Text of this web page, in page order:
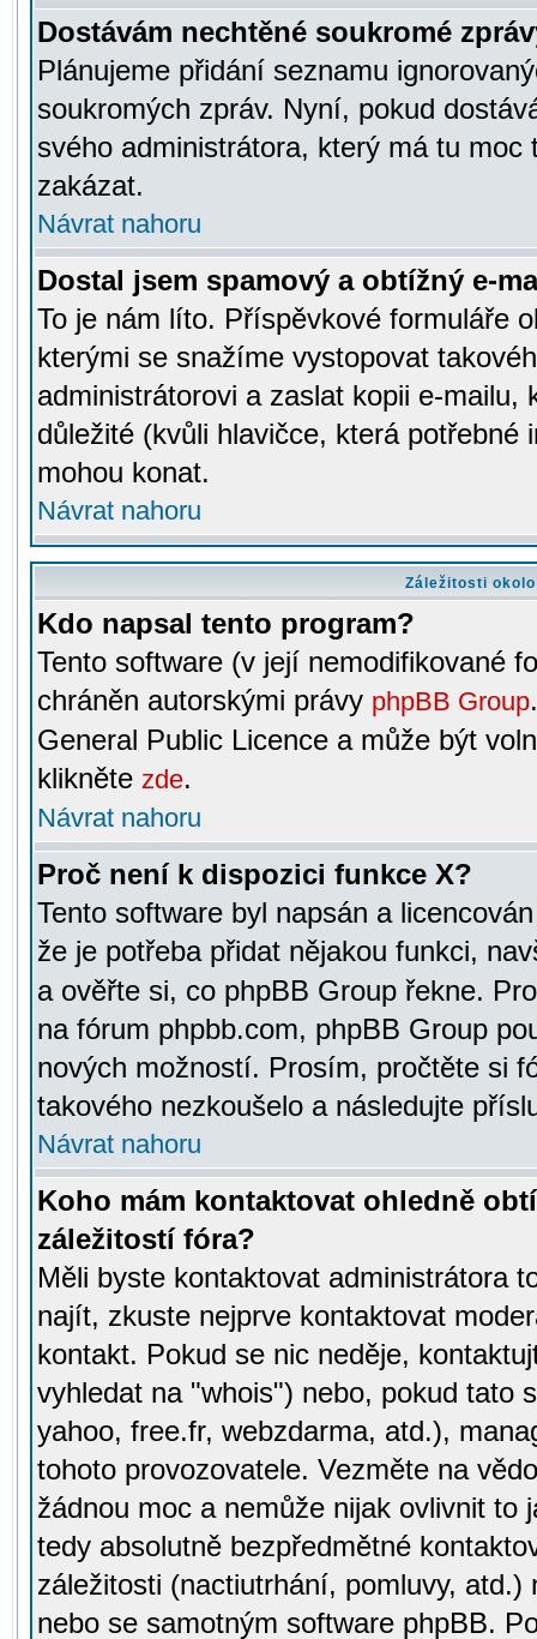
Dostávám nechtěné soukromé
Plánujeme přidání seznamu
soukromých zpráv. Nyní, pokud
svého administrátora, který má tu
zakázat.
Návrat nahoru
Dostal jsem spamový a obtížný e-
To je nám líto. Příspěvkové formuláře
kterými se snažíme vystopovat
administrátorovi a zaslat kopii e-mailu,
důležité (kvůli hlavičce, která potřebné
mohou konat.
Návrat nahoru
Záležitosti
Kdo napsal tento program?
Tento software (v její nemodifikované
chráněn autorskými právy phpBB Group
General Public Licence a může být
klikněte zde.
Návrat nahoru
Proč není k dispozici funkce X?
Tento software byl napsán a
že je potřeba přidat nějakou funkci,
a ověřte si, co phpBB Group řekne.
na fórum phpbb.com, phpBB Group
nových možností. Prosím, pročtěte si
takového nezkoušelo a následujte
Návrat nahoru
Koho mám kontaktovat ohledně
záležitostí fóra?
Měli byste kontaktovat administrátora
najít, zkuste nejprve kontaktovat
kontakt. Pokud se nic neděje,
vyhledat na "whois") nebo, pokud tato
yahoo, free.fr, webzdarma, atd.),
tohoto provozovatele. Vezměte na
žádnou moc a nemůže nijak ovlivnit to
tedy absolutně bezpředmětné
záležitosti (nactiutrhání, pomluvy,
nebo se samotným software phpBB.